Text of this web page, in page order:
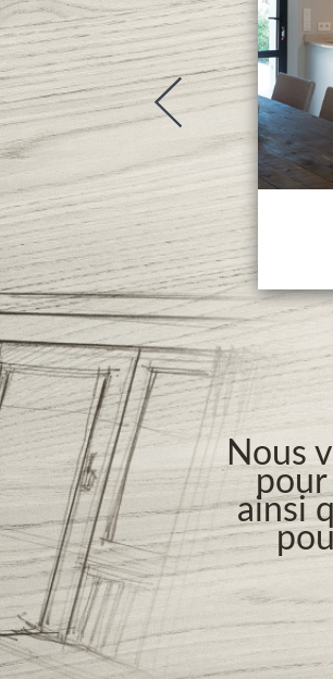
Nous
pour
ainsi